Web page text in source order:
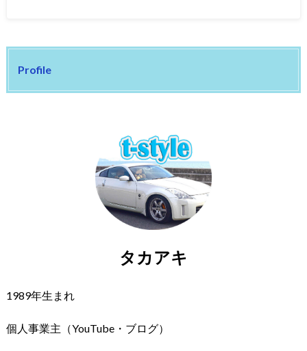
Profile
タカアキ
1989年生まれ
個人事業主（YouTube・ブログ）